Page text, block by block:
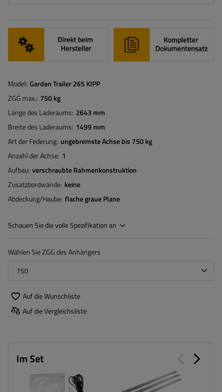
Model Garden Trailer 265 KIPP
ZGG max. 750 kg
Länge des Laderaums 2643 mm
Breite des Laderaums 1499 mm
Art der Federung ungebremste Achse bis 750 kg
Anzahl der Achse 1
Aufbau verschraubte Rahmenkonstruktion
Zusatzbordwände keine
Abdeckung/Haube flache graue Plane
Schauen Sie die volle Spezifikation an
Wählen Sie ZGG des Anhängers
750
Auf die Wunschliste
Auf die Vergleichsliste
Im Set